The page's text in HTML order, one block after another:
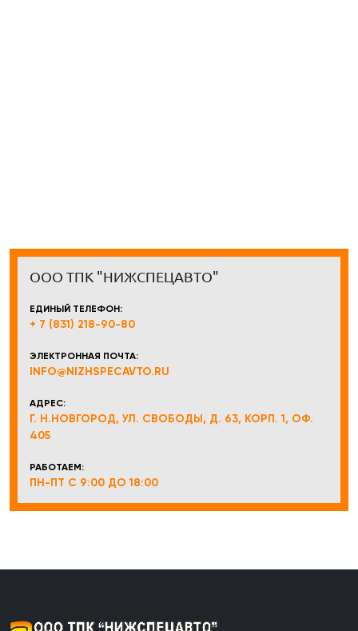
ООО ТПК "НИЖСПЕЦАВТО"
ЕДИНЫЙ ТЕЛЕФОН:
+ 7 (831) 218-90-80
ЭЛЕКТРОННАЯ ПОЧТА:
INFO@NIZHSPECAVTO.RU
АДРЕС:
Г. Н.НОВГОРОД, УЛ. СВОБОДЫ, Д. 63, КОРП. 1, ОФ.
405
РАБОТАЕМ:
ПН-ПТ С 9:00 ДО 18:00